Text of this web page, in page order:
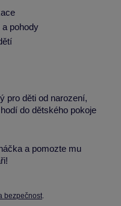
pohody
pro děti od narození,
do dětského pokoje
a pomozte mu
bezpečnost.